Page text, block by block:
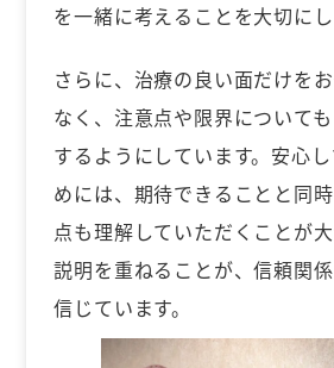
を一緒に考えることを大切にし
さらに、治療の良い面だけを
なく、注意点や限界について
するようにしています。安心
めには、期待できることと同
点も理解していただくことが
説明を重ねることが、信頼関
信じています。